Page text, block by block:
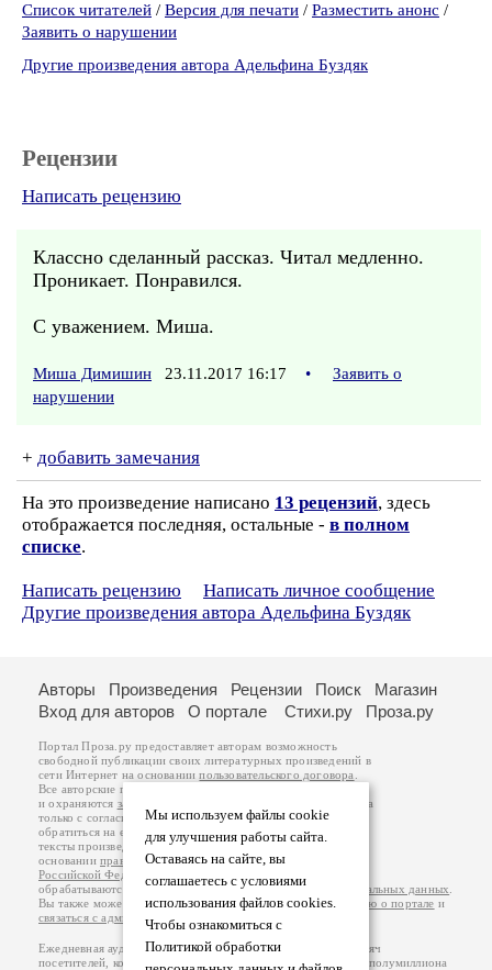
Список читателей / Версия для печати / Разместить анонс /
Заявить о нарушении
Другие произведения автора Адельфина Буздяк
Рецензии
Написать рецензию
Классно сделанный рассказ. Читал медленно.
Проникает. Понравился.
С уважением. Миша.
Миша Димишин 23.11.2017 16:17 •
Заявить о
нарушении
+ добавить замечания
На это произведение написано 13 рецензий, здесь
отображается последняя, остальные - в полном
списке.
Написать рецензию
Написать личное сообщение
Другие произведения автора Адельфина Буздяк
Мы используем файлы cookie
для улучшения работы сайта.
Оставаясь на сайте, вы
соглашаетесь с условиями
использования файлов cookies.
Чтобы ознакомиться с
Политикой обработки
Авторы Произведения Рецензии Поиск
Магазин
Вход для авторов
О портале Стихи.ру Проза.ру
Портал Проза.ру предоставляет авторам возможность
свободной публикации своих литературных произведений в
сети Интернет на основаниипользовательского договора
Все авторские права на произведения принадлежат авторам
и охраняются законом
. Перепечатка произведений возможна
только с согласия его автора, к которому вы можете
обратиться на его авторской странице. Ответственность за
тексты произведений авторы несут самостоятельно на
основанииправил публикацииизаконодательства
Российской Федерации
обрабатываются на основанииПолитики обработки персональных данных
Вы также можете посмотреть более подробнуюинформацию о портале и
связаться с администрацией
Ежедневная аудитория портала Проза.ру – порядка 100 тысяч
посетителей, которые в общей сумме просматривают более полумиллиона